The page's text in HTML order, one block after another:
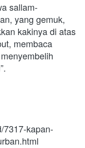
sallam-
yang gemuk,
kakinya di atas
membaca
7317-kapan-